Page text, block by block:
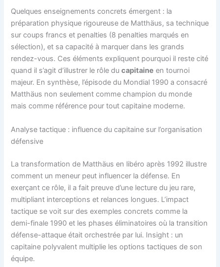
Quelques enseignements concrets émergent : la
préparation physique rigoureuse de Matthäus, sa technique
sur coups francs et penalties (8 penalties marqués en
sélection), et sa capacité à marquer dans les grands
rendez-vous. Ces éléments expliquent pourquoi il reste cité
quand il s’agit d’illustrer le rôle ducapitaine en tournoi
majeur. En synthèse, l’épisode du Mondial 1990 a consacré
Matthäus non seulement comme champion du monde
mais comme référence pour tout capitaine moderne.
Analyse tactique : influence du capitaine sur l’organisation
défensive
La transformation de Matthäus en libéro après 1992 illustre
comment un meneur peut influencer la défense. En
exerçant ce rôle, il a fait preuve d’une lecture du jeu rare,
multipliant interceptions et relances longues. L’impact
tactique se voit sur des exemples concrets comme la
demi-finale 1990 et les phases éliminatoires où la transition
défense-attaque était orchestrée par lui. Insight : un
capitaine polyvalent multiplie les options tactiques de son
équipe.